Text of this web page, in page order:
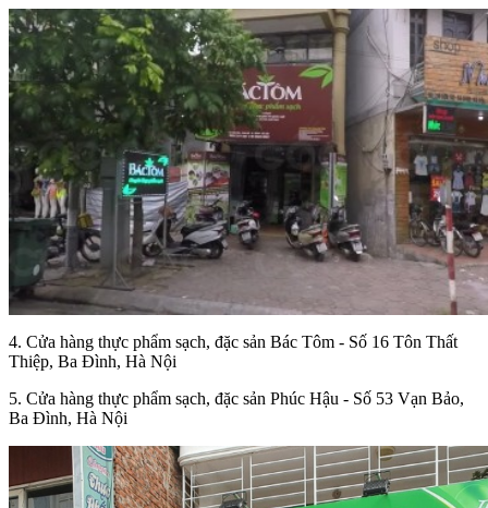
4. Cửa hàng thực phẩm sạch, đặc sản Bác Tôm - Số 16 Tôn Thất
Thiệp, Ba Đình, Hà Nội
5. Cửa hàng thực phẩm sạch, đặc sản Phúc Hậu - Số 53 Vạn Bảo,
Ba Đình, Hà Nội